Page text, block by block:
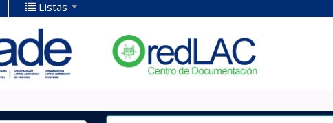
Listas